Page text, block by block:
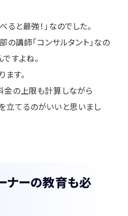
ると最強！」なのでした。
の講師「コンサルタント」なの
すよね。
ます。
金の上限も計算しながら
立てるのがいいと思いまし
ナーの教育も必